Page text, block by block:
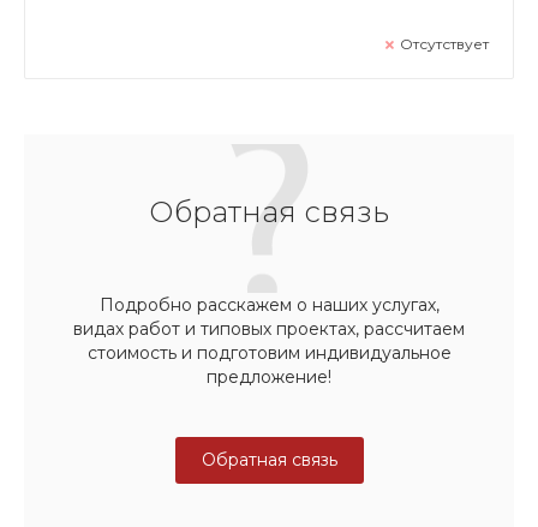
Отсутствует
Обратная связь
Подробно расскажем о наших услугах,
видах работ и типовых проектах, рассчитаем
стоимость и подготовим индивидуальное
предложение!
Обратная связь